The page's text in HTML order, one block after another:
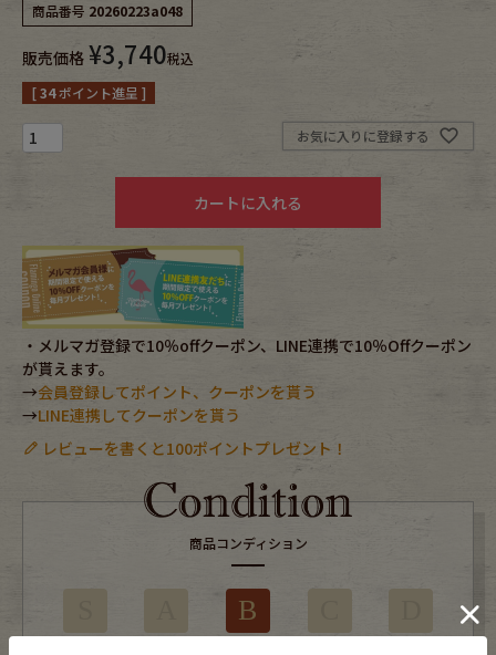
Tops
Outer
Kidswear
小物・アクセサリーから探す
Eye Wear
Bag Stall・Scarf
Accessory Shoes
Belt antique goods
Keyring vintage bicycle
商品番号 20260223a048
販売価格 ¥3,740税込
[34ポイント進呈 ]
お気に入りに登録する
カートに入れる
・メルマガ登録で10％offクーポン、LINE連携で10％Offクーポン
が貰えます。
→会員登録してポイント、クーポンを貰う
→LINE連携してクーポンを貰う
レビューを書くと100ポイントプレゼント！
商品コンディション
B